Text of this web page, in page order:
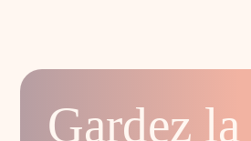
Gardez la